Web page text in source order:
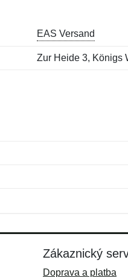
EAS Versand
Zur Heide 3, Königs
Zákaznický
Doprava a platba